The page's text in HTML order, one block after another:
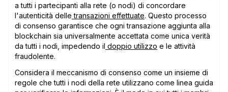
a tutti i partecipanti alla rete (o nodi) di concordare
l'autenticità delle transazioni effettuate. Questo processo
di consenso garantisce che ogni transazione aggiunta alla
blockchain sia universalmente accettata come unica verità
da tutti i nodi, impedendo il doppio utilizzo e le attività
fraudolente.
Considera il meccanismo di consenso come un insieme di
regole che tutti i nodi della rete utilizzano come linea guida